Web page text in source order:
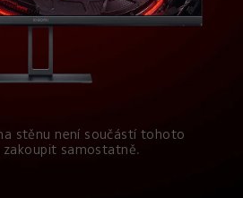
stěnu není součástí tohoto
samostatně.